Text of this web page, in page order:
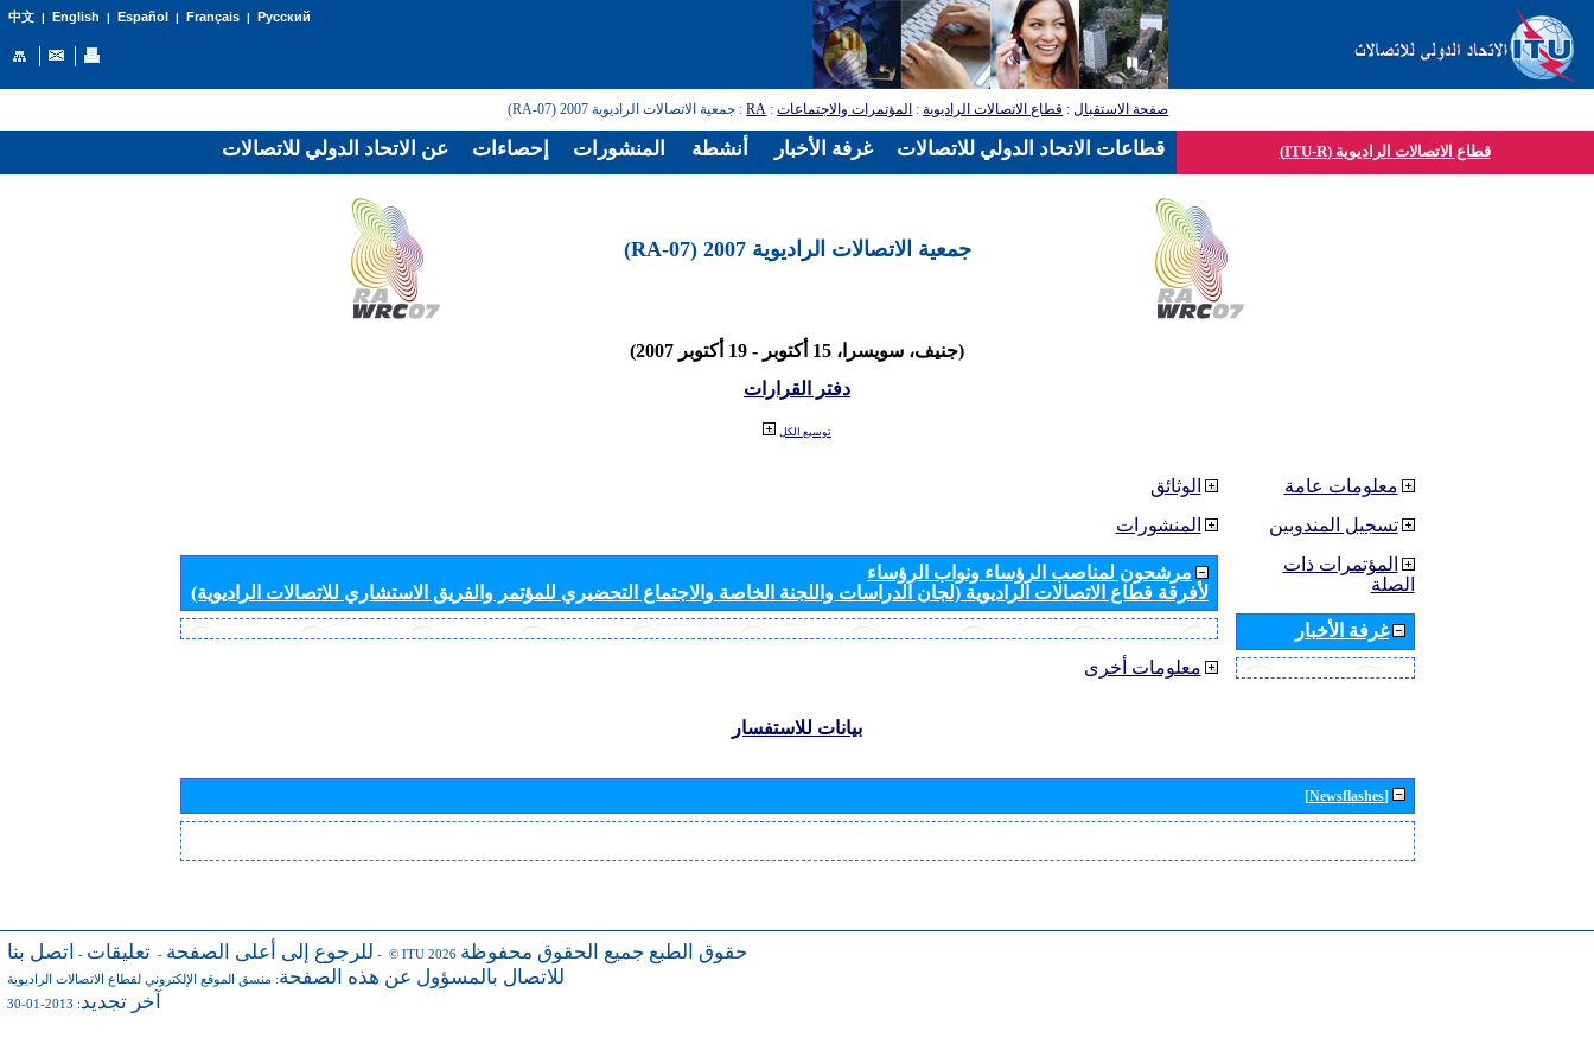
中文| English | Español | Français| Русский
صفحة الاستقبال: قطاع الاتصالات الراديوية: المؤتمرات والاجتماعات:
RA: جمعية الاتصالات الراديوية 2007 (RA-07)
قطاع الاتصالات الراديوية (ITU-R)
جمعية الاتصالات الراديوية 2007 (RA-07)
(جنيف، سويسرا، 15 أكتوبر - 19 أكتوبر 2007)
دفتر القرارات
توسيع الكل
الوثائق
المنشورات
مرشحون لمناصب الرؤساء ونواب الرؤساء
لأفرقة قطاع الاتصالات الراديوية (لجان الدراسات واللجنة الخاصة والاجتماع التحضيري للمؤتمر والفريق الاستشاري للاتصالات الراديوية)
معلومات أخرى
معلومات عامة
تسجيل المندوبين
المؤتمرات ذات
الصلة
غرفة الأخبار
بيانات للاستفسار
[Newsflashes]
للرجوع إلى أعلى الصفحة - تعليقات - اتصل بنا - © ITU 2026 حقوق الطبع جميع الحقوق محفوظة
للاتصال بالمسؤول عن هذه الصفحة: منسق الموقع الإلكتروني لقطاع الاتصالات الراديوية
آخر تجديد: 2013-01-30
عن الاتحاد الدولي للاتصالات إحصاءات المنشورات أنشطة غرفة الأخبار قطاعات الاتحاد الدولي للاتصالات